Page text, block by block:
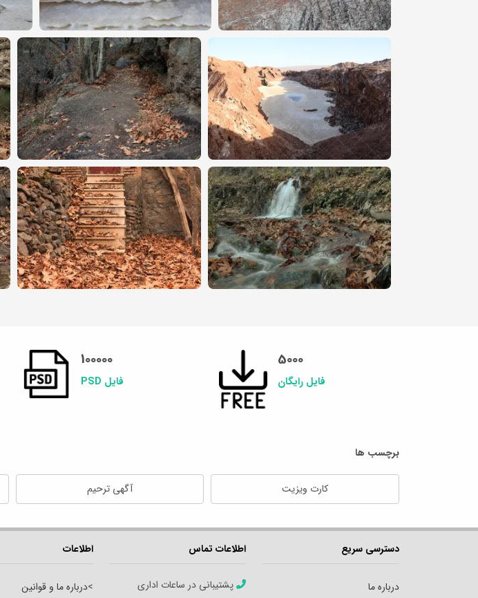
5000
فایل رایگان
100000
فایل PSD
برچسب ها
کارت ویزیت آگهی ترحیم
دسترسی سریع
درباره ما
اطلاعات تماس
پشتیبانی در ساعات اداری
اطلاعات
>درباره ما و قوانین